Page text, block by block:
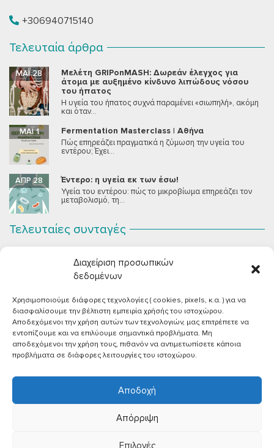
Διαχείριση προσωπικών
δεδομένων
Χρησιμοποιούμε διάφορες τεχνολογίες ( cookies, pixels, κ.α. ) για να
διασφαλίσουμε την βέλτιστη εμπειρία χρήσής του ιστοχώρου.
Αποδεχόμενοι την χρήση αυτών των τεχνολογιών, μας επιτρέπετε να
εντοπίζουμε και να επιλύουμε σημαντικά προβλήματα. Μη
αποδεχόμενοι την χρήση τους, πιθανόν να αντιμετωπίσετε κάποια
προβλήματα σε διάφορες λειτουργίες του ιστοχώρου.
Αποδοχή
Απόρριψη
Επιλογές
+306940715140
Τελευταία άρθρα
Μελέτη GRIPonMASH: Δωρεάν έλεγχος για
άτομα με αυξημένο κίνδυνο λιπώδους νόσου
του ήπατος
ΜΆΙ 28
Η υγεία του ήπατος συχνά παραμένει «σιωπηλή», ακόμη
και όταν...
Fermentation Masterclass | Αθήνα
ΜΆΙ 1
Πώς επηρεάζει πραγματικά η ζύμωση την υγεία του
εντέρου; Έχει...
Έντερο: η υγεία εκ των έσω!
ΑΠΡ 28
Υγεία του εντέρου: πώς το μικροβίωμα επηρεάζει τον
μεταβολισμό, τη...
Τελευταίες συνταγές
Μια μους σοκολάτας για όλους εμάς που θέλουμε να
συστήσουμε...
Vegan Χωριάτικη Σαλάτα με Φέτα από Τόφου
ΙΟΎΝ 26
Καλοκαίρι, ζεστάρα και “χωριάτικη” σαλάτα! Έχοντας
μεγαλώσει με αυτό το...
Πικάντικες πέννες με ντομάτα
ΙΟΎΝ 18